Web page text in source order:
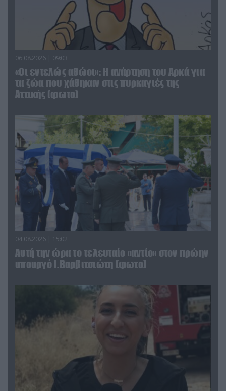
06.08.2026 | 09:03
«Οι εντελώς αθώοι»: Η ανάρτηση του Αρκά για
τα ζώα που χάθηκαν στις πυρκαγιές της
Αττικής (φωτο)
04.08.2026 | 15:02
Αυτή την ώρα το τελευταίο «αντίο» στον πρώην
υπουργό Ι.Βαρβιτσιώτη (φωτο)